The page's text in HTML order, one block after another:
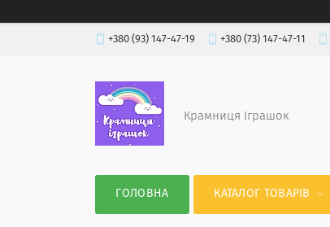
+380 (93) 147-47-19 +380 (73) 147-47-11
Крамниця Іграшок
ГОЛОВНА КАТАЛОГ ТОВАРІВ